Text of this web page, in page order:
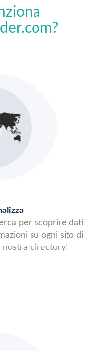
per scoprire dati
su ogni sito di
nostra directory!